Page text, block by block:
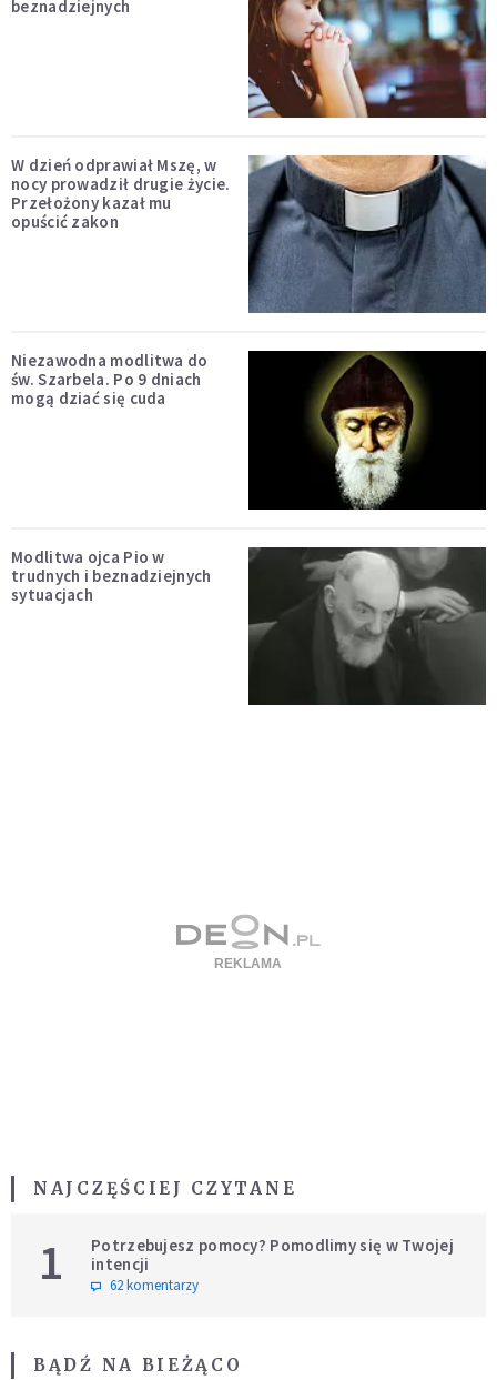
beznadziejnych
W dzień odprawiał Mszę, w
nocy prowadził drugie życie.
Przełożony kazał mu
opuścić zakon
Niezawodna modlitwa do
św. Szarbela. Po 9 dniach
mogą dziać się cuda
Modlitwa ojca Pio w
trudnych i beznadziejnych
sytuacjach
NAJCZĘŚCIEJ CZYTANE
1
Potrzebujesz pomocy? Pomodlimy się w Twojej
intencji
62 komentarzy
BĄDŹ NA BIEŻĄCO